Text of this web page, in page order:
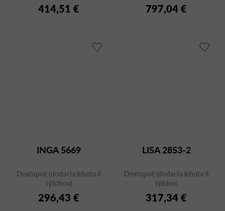
414,51 € 797,04 €
INGA 5669
Dostupné (dodacia lehota 6
týždňov)
296,43 €
LISA 2853-2
Dostupné (dodacia lehota 4
týždne)
317,34 €